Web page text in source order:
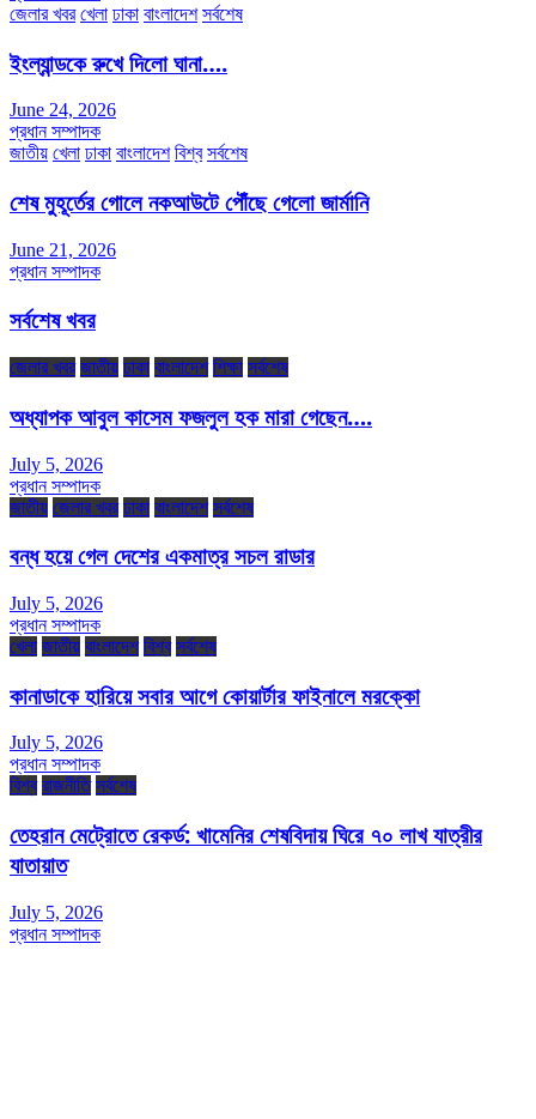
জেলার খবর খেলা ঢাকা বাংলাদেশ সর্বশেষ
ইংল্যান্ডকে রুখে দিলো ঘানা….
June 24, 2026
প্রধান সম্পাদক
জাতীয় খেলা ঢাকা বাংলাদেশ বিশ্ব সর্বশেষ
শেষ মুহূর্তের গোলে নকআউটে পৌঁছে গেলো জার্মানি
June 21, 2026
প্রধান সম্পাদক
সর্বশেষ খবর
জেলার খবর জাতীয় ঢাকা বাংলাদেশ শিক্ষা সর্বশেষ
অধ্যাপক আবুল কাসেম ফজলুল হক মারা গেছেন….
July 5, 2026
প্রধান সম্পাদক
জাতীয় জেলার খবর ঢাকা বাংলাদেশ সর্বশেষ
বন্ধ হয়ে গেল দেশের একমাত্র সচল রাডার
July 5, 2026
প্রধান সম্পাদক
খেলা জাতীয় বাংলাদেশ বিশ্ব সর্বশেষ
কানাডাকে হারিয়ে সবার আগে কোয়ার্টার ফাইনালে মরক্কো
July 5, 2026
প্রধান সম্পাদক
বিশ্ব রাজনীতি সর্বশেষ
তেহরান মেট্রোতে রেকর্ড: খামেনির শেষবিদায় ঘিরে ৭০ লাখ যাত্রীর
যাতায়াত
July 5, 2026
প্রধান সম্পাদক